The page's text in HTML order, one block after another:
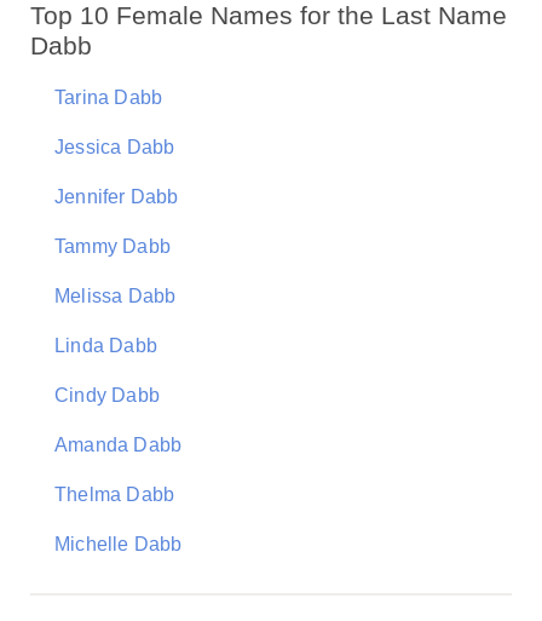
Top 10 Female Names for the Last Name
Dabb
Tarina Dabb
Jessica Dabb
Jennifer Dabb
Tammy Dabb
Melissa Dabb
Linda Dabb
Cindy Dabb
Amanda Dabb
Thelma Dabb
Michelle Dabb